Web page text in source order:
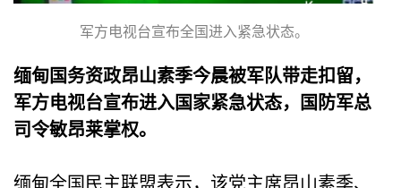
军方电视台宣布全国进入紧急状态。
缅甸国务资政昂山素季今晨被军队带走扣留，
军方电视台宣布进入国家紧急状态，国防军总
司令敏昂莱掌权。